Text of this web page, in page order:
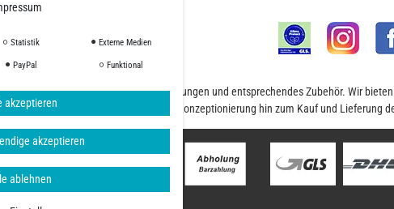
an Fasern, Geweben, Beschichtungen und entsprechendes Zubehör. Wir
begleitet Sie von der Planung und Konzeptionierung hin zum Kauf und Lieferung
Statistik Externe Medien
PayPal Funktional
akzeptieren
akzeptieren
ablehnen